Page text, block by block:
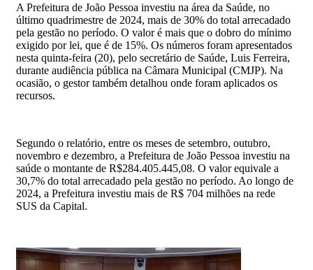
A Prefeitura de João Pessoa investiu na área da Saúde, no
último quadrimestre de 2024, mais de 30% do total arrecadado
pela gestão no período. O valor é mais que o dobro do mínimo
exigido por lei, que é de 15%. Os números foram apresentados
nesta quinta-feira (20), pelo secretário de Saúde, Luis Ferreira,
durante audiência pública na Câmara Municipal (CMJP). Na
ocasião, o gestor também detalhou onde foram aplicados os
recursos.
Segundo o relatório, entre os meses de setembro, outubro,
novembro e dezembro, a Prefeitura de João Pessoa investiu na
saúde o montante de R$284.405.445,08. O valor equivale a
30,7% do total arrecadado pela gestão no período. Ao longo de
2024, a Prefeitura investiu mais de R$ 704 milhões na rede
SUS da Capital.